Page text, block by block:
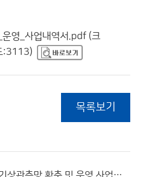
영_사업내역서.pdf (크
:3113)
목록보기